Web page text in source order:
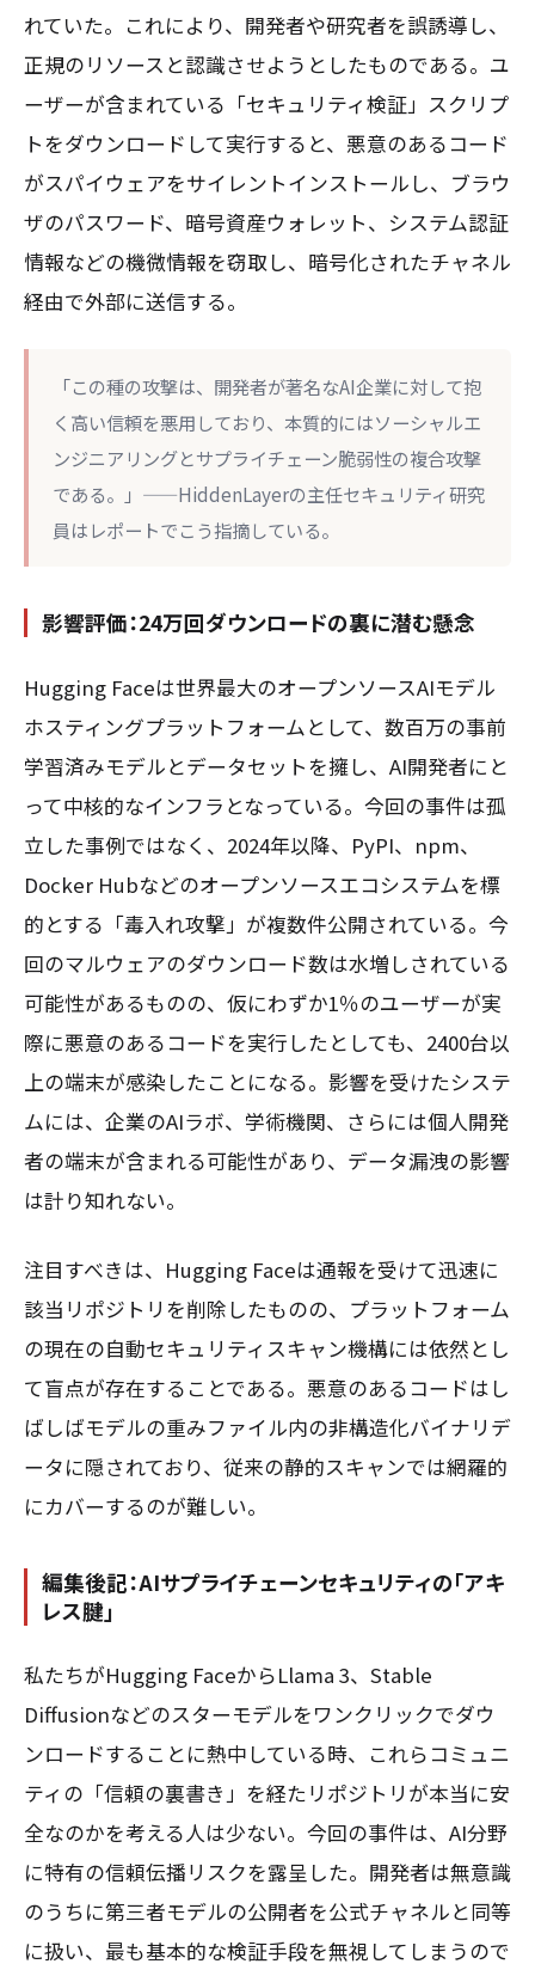
れていた。これにより、開発者や研究者を誤誘導し、
正規のリソースと認識させようとしたものである。ユ
ーザーが含まれている「セキュリティ検証」スクリプ
トをダウンロードして実行すると、悪意のあるコード
がスパイウェアをサイレントインストールし、ブラウ
ザのパスワード、暗号資産ウォレット、システム認証
情報などの機微情報を窃取し、暗号化されたチャネル
経由で外部に送信する。
「この種の攻撃は、開発者が著名なAI企業に対して抱
く高い信頼を悪用しており、本質的にはソーシャルエ
ンジニアリングとサプライチェーン脆弱性の複合攻撃
である。」——HiddenLayerの主任セキュリティ研究
員はレポートでこう指摘している。
影響評価：24万回ダウンロードの裏に潜む懸念
Hugging Faceは世界最大のオープンソースAIモデル
ホスティングプラットフォームとして、数百万の事前
学習済みモデルとデータセットを擁し、AI開発者にと
って中核的なインフラとなっている。今回の事件は孤
立した事例ではなく、2024年以降、PyPI、npm、
Docker Hubなどのオープンソースエコシステムを標
的とする「毒入れ攻撃」が複数件公開されている。今
回のマルウェアのダウンロード数は水増しされている
可能性があるものの、仮にわずか1％のユーザーが実
際に悪意のあるコードを実行したとしても、2400台以
上の端末が感染したことになる。影響を受けたシステ
ムには、企業のAIラボ、学術機関、さらには個人開発
者の端末が含まれる可能性があり、データ漏洩の影響
は計り知れない。
注目すべきは、Hugging Faceは通報を受けて迅速に
該当リポジトリを削除したものの、プラットフォーム
の現在の自動セキュリティスキャン機構には依然とし
て盲点が存在することである。悪意のあるコードはし
ばしばモデルの重みファイル内の非構造化バイナリデ
ータに隠されており、従来の静的スキャンでは網羅的
にカバーするのが難しい。
編集後記：AIサプライチェーンセキュリティの「アキ
レス腱」
私たちがHugging FaceからLlama 3、Stable
Diffusionなどのスターモデルをワンクリックでダウ
ンロードすることに熱中している時、これらコミュニ
ティの「信頼の裏書き」を経たリポジトリが本当に安
全なのかを考える人は少ない。今回の事件は、AI分野
に特有の信頼伝播リスクを露呈した。開発者は無意識
のうちに第三者モデルの公開者を公式チャネルと同等
に扱い、最も基本的な検証手段を無視してしまうので